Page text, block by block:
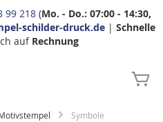
99 218 (Mo. - Do.: 07:00 - 14:30,
schilder-druck.de| Schnelle
auf Rechnung
Symbole